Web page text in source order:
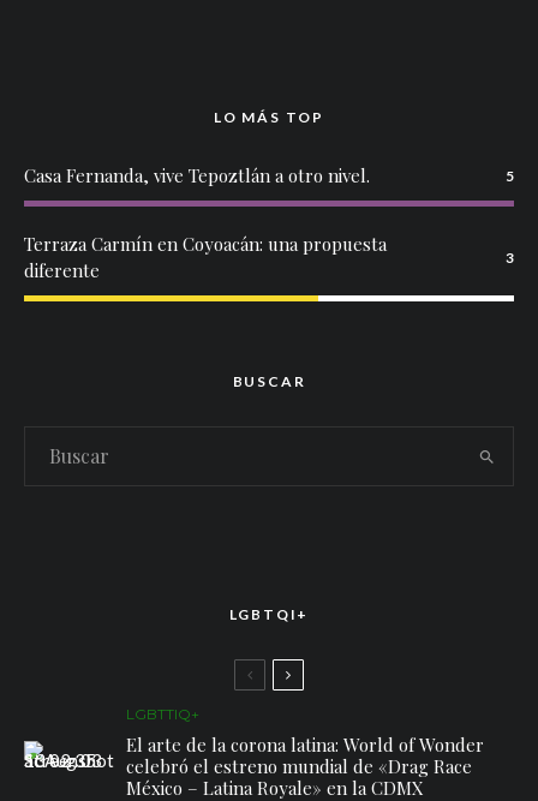
LO MÁS TOP
Casa Fernanda, vive Tepoztlán a otro nivel. 5
Terraza Carmín en Coyoacán: una propuesta
diferente
3
BUSCAR
LGBTQI+
LGBTTIQ+
El arte de la corona latina: World of Wonder
celebró el estreno mundial de «Drag Race
México – Latina Royale» en la CDMX